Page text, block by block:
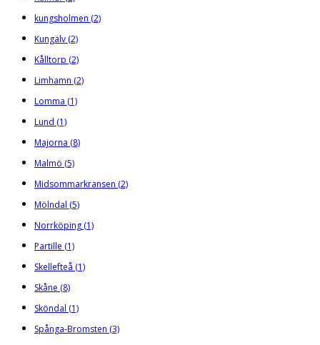
kungsholmen (2)
Kungälv (2)
Kålltorp (2)
Limhamn (2)
Lomma (1)
Lund (1)
Majorna (8)
Malmö (5)
Midsommarkransen (2)
Mölndal (5)
Norrköping (1)
Partille (1)
Skellefteå (1)
Skåne (8)
Sköndal (1)
Spånga-Bromsten (3)